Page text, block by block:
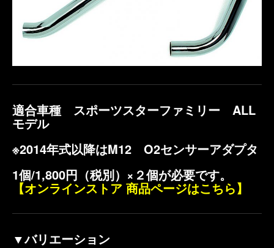
適合車種 スポーツスターファミリー ALL
モデル
※2014年式以降はM12 O2センサーアダプタ
1個/1,800円（税別）×２個が必要です。
【オンラインストア 商品ページはこちら】
▼バリエーション